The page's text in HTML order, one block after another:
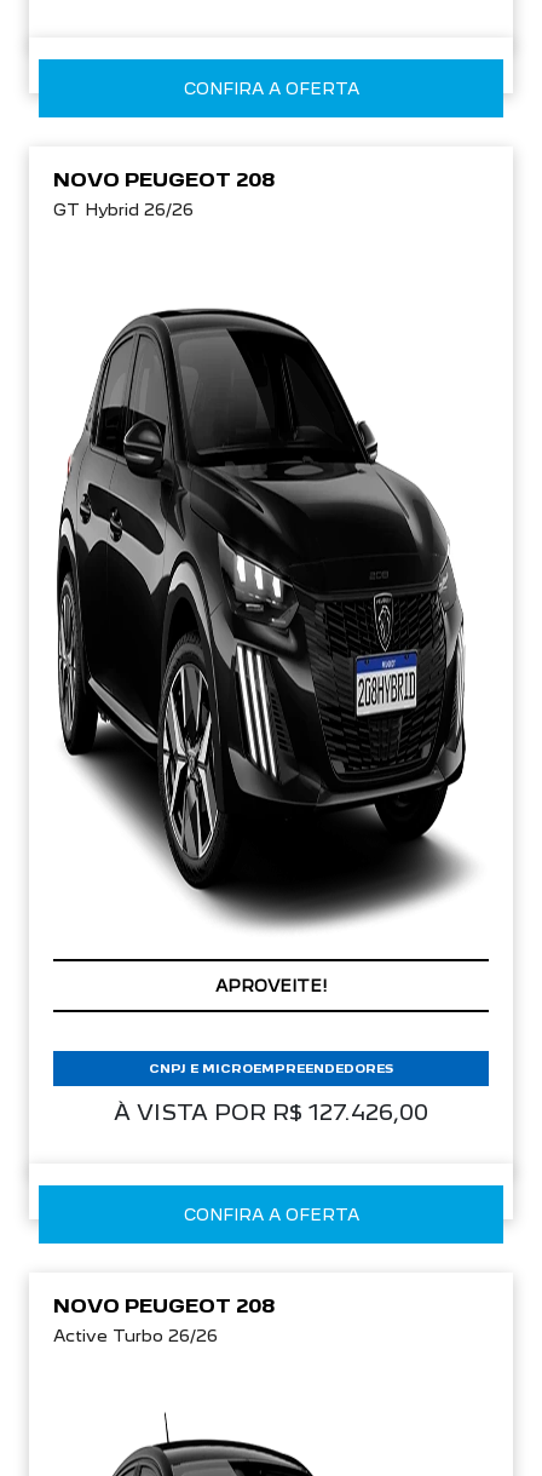
CONFIRA A OFERTA
NOVO PEUGEOT 208
GT Hybrid 26/26
PREÇOS REDUZIDOS
À VISTA POR R$ 127.426,00
CNPJ E MICROEMPREENDEDORES
CONFIRA A OFERTA
NOVO PEUGEOT 208
Active Turbo 26/26